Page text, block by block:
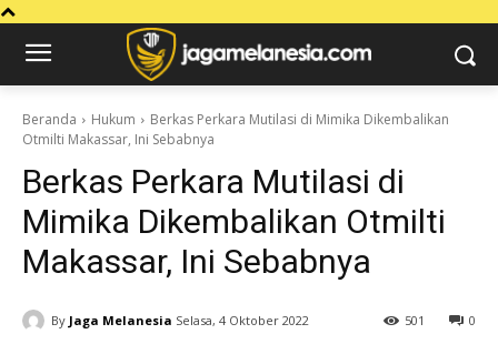
Beranda Hukum
Berkas Perkara Mutilasi di Mimika Dikembalikan
Otmilti Makassar, Ini Sebabnya
Berkas Perkara Mutilasi di
Mimika Dikembalikan Otmilti
Makassar, Ini Sebabnya
By Jaga Melanesia Selasa, 4 Oktober 2022 0
501